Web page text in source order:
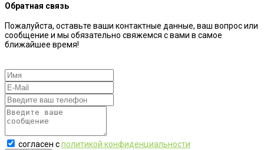
Обратная связь
Пожалуйста, оставьте ваши контактные данные, ваш вопрос или
сообщение и мы обязательно свяжемся с вами в самое
ближайшее время!
согласен сполитикой конфиденциальности